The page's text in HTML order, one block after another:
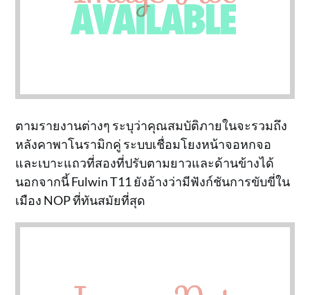
ตามรายงานต่างๆ ระบุว่าคุณสมบัติภายในจะรวมถึง
หลังคาพาโนรามิกคู่ ระบบเชื่อมโยงหน้าจอหกจอ
และเบาะแถวที่สองที่ปรับตามยาวและด้านข้างได้
นอกจากนี้ Fulwin T11 ยังอ้างว่ามีฟังก์ชันการขับขี่ใน
เมือง NOP ที่ทันสมัยที่สุด